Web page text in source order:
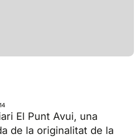
El Punt Avui, una
de la originalitat de la